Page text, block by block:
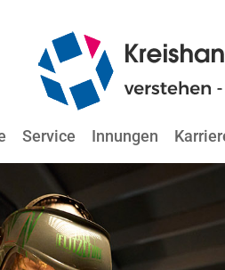
Service Innungen